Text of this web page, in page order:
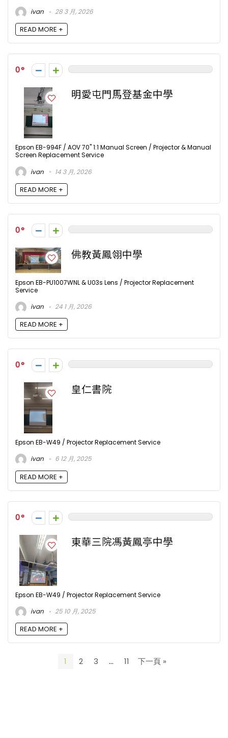
ivan
28 3 月, 2026
READ MORE +
0
明愛屯門馬登基金中學
Epson EB-994F / AOV 70" 1:1 Manual Screen / Projector & Manual
Screen Replacement Service
ivan
14 3 月, 2026
READ MORE +
0
佛教黃鳳翎中學
Epson EB-PU1007WNL & U03s Lens / Projector Replacement
Service
ivan
24 1 月, 2026
READ MORE +
0
皇仁書院
Epson EB-W49 / Projector Replacement Service
ivan
6 12 月, 2025
READ MORE +
0
東華三院馮黃鳳亭中學
Epson EB-W49 / Projector Replacement Service
ivan
25 10 月, 2025
READ MORE +
1 2 3 … 11 下一頁 »